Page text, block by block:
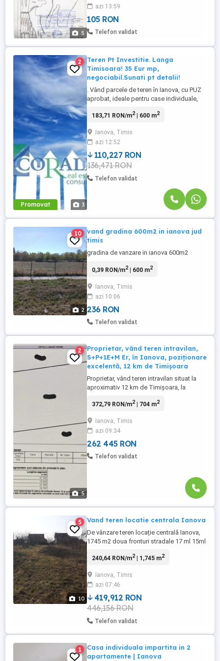
5
azi 13:59
105 RON
Telefon validat
Promovat 3
2
Teren Pt Investitie. Langa
Timisoara! 35 Eur mp,
negociabil.Sunati pt detalii!
. Vând parcele de teren în Ianova, cu PUZ
aprobat, ideale pentru case individuale,
si 850 mp * front: intre 16 si 40 ml * acces:
utilități momentan - curentul va fi
disponibil in scurt timp. Aproape de
Timișoara, zonă ...
183,71 RON/m2| 600 m2
Ianova, Timis
azi 12:52
110,227 RON
136,471 RON
Telefon validat
2
10
vand gradina 600m2 in ianova jud
timis
gradina de vanzare in ianova 600m2
0,39 RON/m2| 600 m2
Ianova, Timis
azi 10:06
236 RON
Telefon validat
5
2
Proprietar, vând teren intravilan,
S+P+1E+M Er, în Ianova, poziționare
excelentă, 12 km de Timișoara
Proprietar, vând teren intravilan situat la
aproximativ 12 km de Timișoara, la
Remetea Mare. Poziționarea este
construcția unei case individuale, a unui
duplex sau a unei clădiri în sistem colectiv.
Terenul este dreptunghiular, ...
372,79 RON/m2| 704 m2
Ianova, Timis
azi 09:34
262 445 RON
Telefon validat
10
5 Vand teren locatie centrala Ianova
De vânzare teren locație centrală Ianova,
1745 m2 doua fronturi stradale 17 ml 15ml
,iluminat stradal posibilitatea construirii a
240,64 RON/m2| 1,745 m2
Ianova, Timis
azi 07:46
419,912 RON
446,156 RON
Telefon validat
1
Casa individuala impartita in 2
apartamente | Ianova